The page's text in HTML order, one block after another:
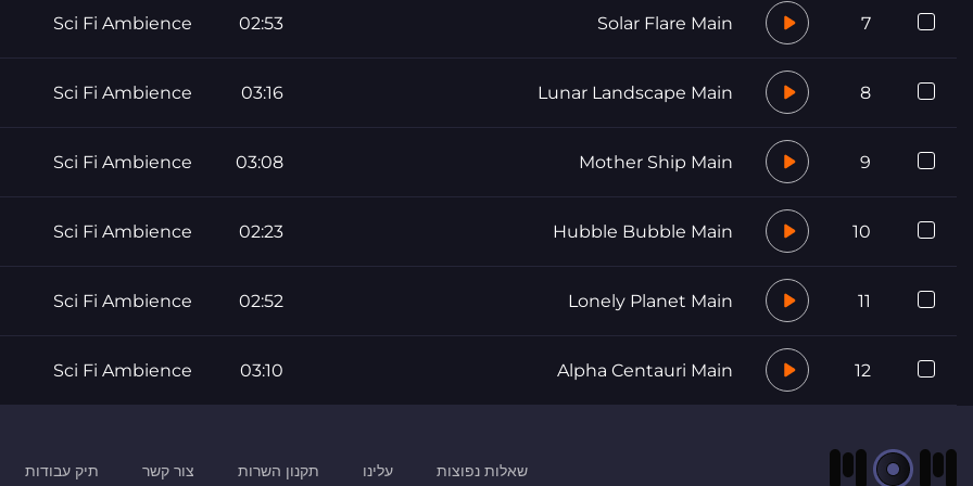
7
Solar Flare Main
02:53
Sci Fi Ambience
8
Lunar Landscape Main
03:16
Sci Fi Ambience
9
Mother Ship Main
03:08
Sci Fi Ambience
10
Hubble Bubble Main
02:23
Sci Fi Ambience
11
Lonely Planet Main
02:52
Sci Fi Ambience
12
Alpha Centauri Main
03:10
Sci Fi Ambience
שאלות נפוצות עלינו תקנון השרות צור קשר תיק עבודות